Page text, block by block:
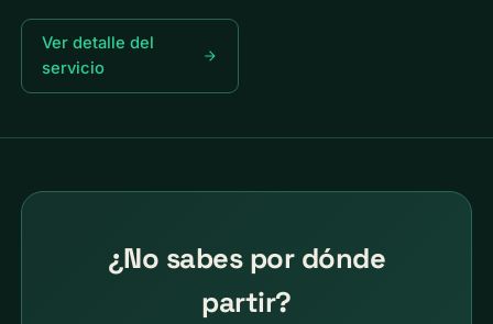
Ver detalle del
servicio
¿No sabes por dónde
partir?